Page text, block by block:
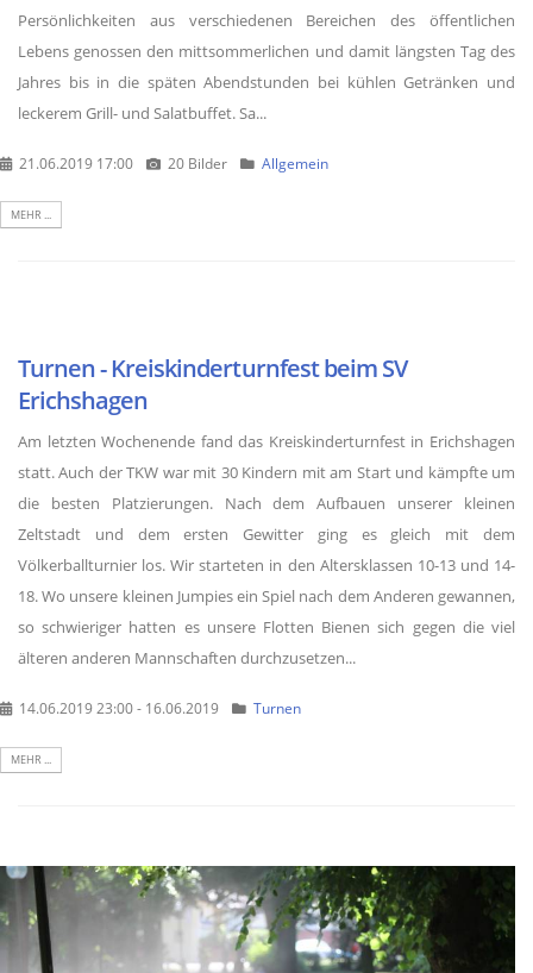
Persönlichkeiten aus verschiedenen Bereichen des öffentlichen
Lebens genossen den mittsommerlichen und damit längsten Tag des
Jahres bis in die späten Abendstunden bei kühlen Getränken und
leckerem Grill- und Salatbuffet. Sa...
21.06.2019 17:00 20 Bilder Allgemein
MEHR ...
Turnen - Kreiskinderturnfest beim SV
Erichshagen
Am letzten Wochenende fand das Kreiskinderturnfest in Erichshagen
statt. Auch der TKW war mit 30 Kindern mit am Start und kämpfte um
die besten Platzierungen. Nach dem Aufbauen unserer kleinen
Zeltstadt und dem ersten Gewitter ging es gleich mit dem
Völkerballturnier los. Wir starteten in den Altersklassen 10-13 und 14-
18. Wo unsere kleinen Jumpies ein Spiel nach dem Anderen gewannen,
so schwieriger hatten es unsere Flotten Bienen sich gegen die viel
älteren anderen Mannschaften durchzusetzen...
14.06.2019 23:00 - 16.06.2019 Turnen
MEHR ...